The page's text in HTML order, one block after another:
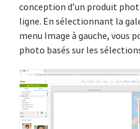
conception d’un produit
ligne. En sélectionnant la
menu Image à gauche, vous
photo basés sur les